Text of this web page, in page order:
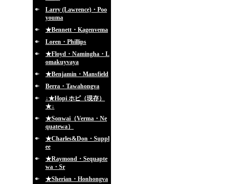
Larry (Lawrence)・Poo
youma
★Bennett・Kagenvema
Loren・Phillips
★Floyd・Namingha・L
omakuyvaya
★Benjamin・Mansfield
Berra・Tawahongva
↓★Hopi ホピ（現存）
★↓
★Sonwai（Verma・Ne
quatewa）
★Charles&Don・Suppl
ee
★Raymond・Sequapte
wa・Sr
★Sherian・Honhongva